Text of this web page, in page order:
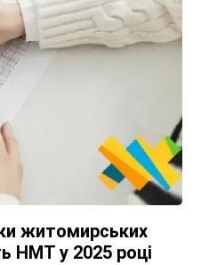
житомирських
НМТ у 2025 році